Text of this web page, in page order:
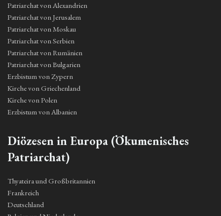
Patriarchat von Alexandrien
Patriarchat von Jerusalem
Patriarchat von Moskau
Patriarchat von Serbien
Patriarchat von Rumänien
Patriarchat von Bulgarien
Erzbistum von Zypern
Kirche von Griechenland
Kirche von Polen
Erzbistum von Albanien
Diözesen in Europa (Ökumenisches
Patriarchat)
Thyateira und Großbritannien
Frankreich
Deutschland